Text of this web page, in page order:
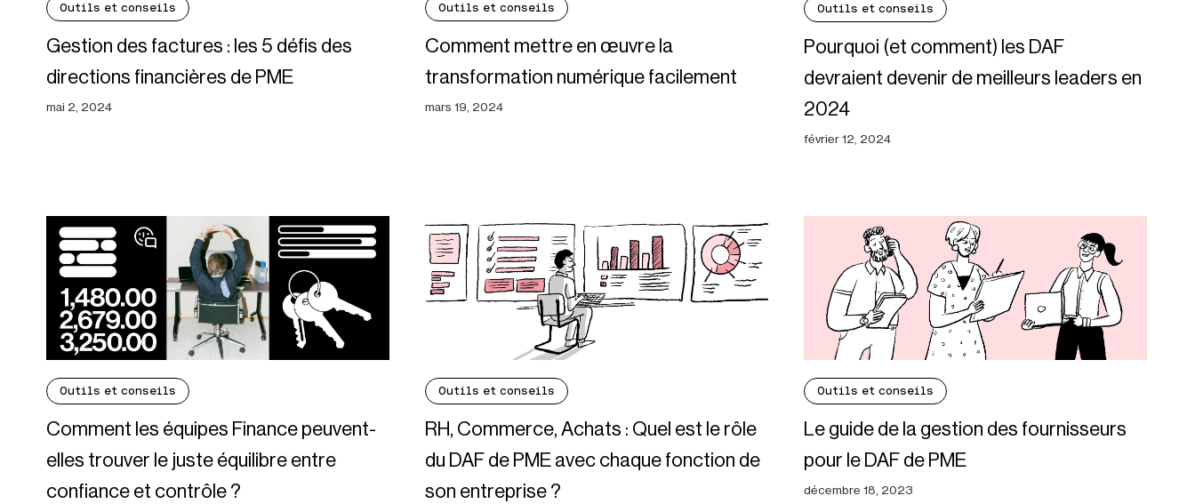
Outils et conseils
Gestion des factures : les 5 défis des
directions financières de PME
mai 2, 2024
Outils et conseils
Comment mettre en œuvre la
transformation numérique facilement
mars 19, 2024
Outils et conseils
Pourquoi (et comment) les DAF
devraient devenir de meilleurs leaders en
2024
février 12, 2024
Outils et conseils
Comment les équipes Finance peuvent-
elles trouver le juste équilibre entre
confiance et contrôle ?
Outils et conseils
RH, Commerce, Achats : Quel est le rôle
du DAF de PME avec chaque fonction de
son entreprise ?
Outils et conseils
Le guide de la gestion des fournisseurs
pour le DAF de PME
décembre 18, 2023